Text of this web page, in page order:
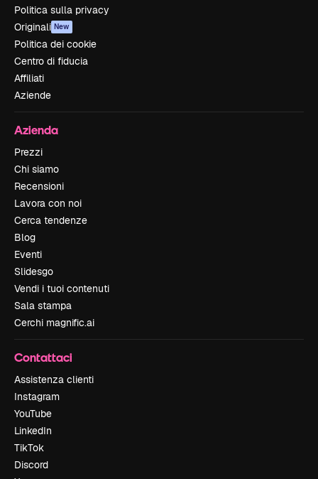
Politica sulla privacy
Originali New
Politica dei cookie
Centro di fiducia
Affiliati
Aziende
Azienda
Prezzi
Chi siamo
Recensioni
Lavora con noi
Cerca tendenze
Blog
Eventi
Slidesgo
Vendi i tuoi contenuti
Sala stampa
Cerchi magnific.ai
Contattaci
Assistenza clienti
Instagram
YouTube
LinkedIn
TikTok
Discord